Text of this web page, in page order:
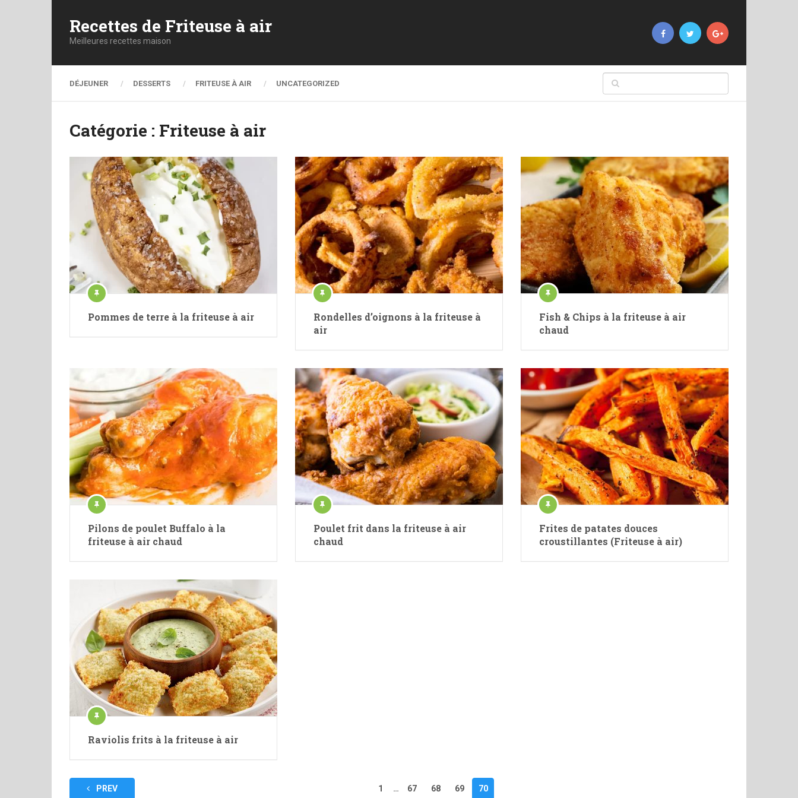
Recettes de Friteuse à air
Meilleures recettes maison
DÉJEUNER DESSERTS FRITEUSE À AIR UNCATEGORIZED
Catégorie : Friteuse à air
Pommes de terre à la friteuse à air
Rondelles d’oignons à la friteuse à
air
Fish & Chips à la friteuse à air
chaud
Pilons de poulet Buffalo à la
friteuse à air chaud
Poulet frit dans la friteuse à air
chaud
Frites de patates douces
croustillantes (Friteuse à air)
Raviolis frits à la friteuse à air
Pagination
PREV 1 … 67 68 69 70